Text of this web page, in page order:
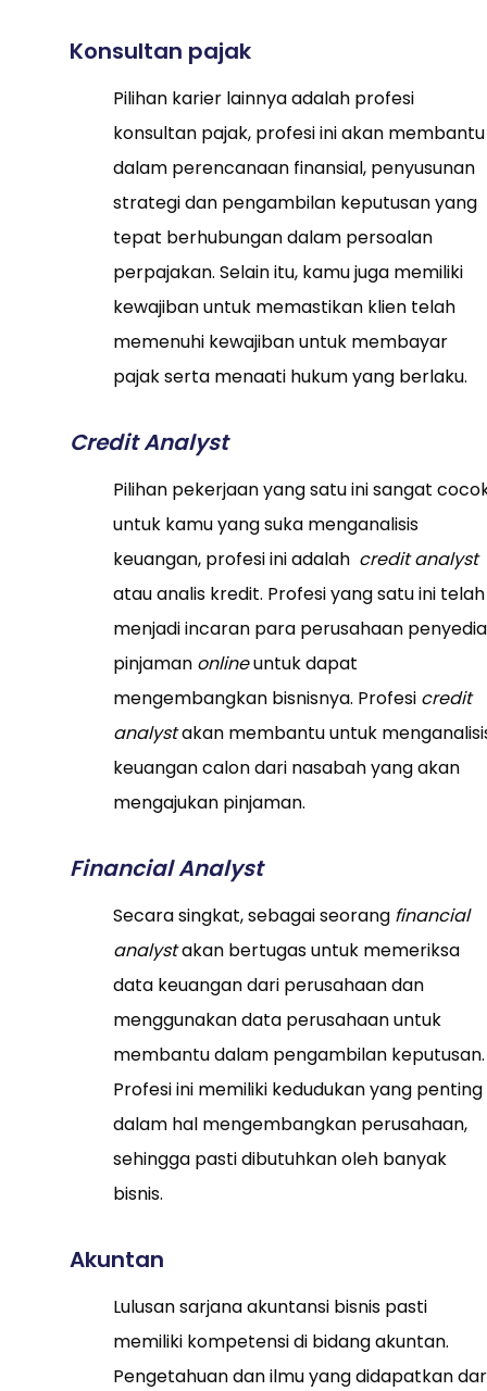
Konsultan pajak
Pilihan karier lainnya adalah profesi
konsultan pajak, profesi ini akan membantu
dalam perencanaan finansial, penyusunan
strategi dan pengambilan keputusan yang
tepat berhubungan dalam persoalan
perpajakan. Selain itu, kamu juga memiliki
kewajiban untuk memastikan klien telah
memenuhi kewajiban untuk membayar
pajak serta menaati hukum yang berlaku.
Credit Analyst
Pilihan pekerjaan yang satu ini sangat
untuk kamu yang suka menganalisis
keuangan, profesi ini adalah credit analyst
atau analis kredit. Profesi yang satu ini telah
menjadi incaran para perusahaan penyedia
pinjaman onlineuntuk dapat
mengembangkan bisnisnya. Profesi credit
analystakan membantu untuk
keuangan calon dari nasabah yang akan
mengajukan pinjaman.
Financial Analyst
Secara singkat, sebagai seorang financial
analystakan bertugas untuk memeriksa
data keuangan dari perusahaan dan
menggunakan data perusahaan untuk
membantu dalam pengambilan keputusan.
Profesi ini memiliki kedudukan yang penting
dalam hal mengembangkan perusahaan,
sehingga pasti dibutuhkan oleh banyak
bisnis.
Akuntan
Lulusan sarjana akuntansi bisnis pasti
memiliki kompetensi di bidang akuntan.
Pengetahuan dan ilmu yang didapatkan